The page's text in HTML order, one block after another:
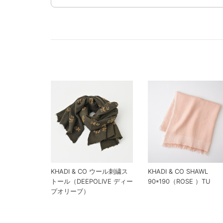
KHADI & CO ウール刺繍ス
トール（DEEPOLIVE ディー
プオリーブ）
KHADI & CO SHAWL
90*190（ROSE ）TU